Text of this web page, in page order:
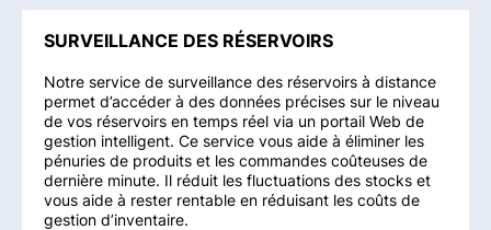
SURVEILLANCE DES RÉSERVOIRS
Notre service de surveillance des réservoirs à distance
permet d’accéder à des données précises sur le niveau
de vos réservoirs en temps réel via un portail Web de
gestion intelligent. Ce service vous aide à éliminer les
pénuries de produits et les commandes coûteuses de
dernière minute. Il réduit les fluctuations des stocks et
vous aide à rester rentable en réduisant les coûts de
gestion d’inventaire.